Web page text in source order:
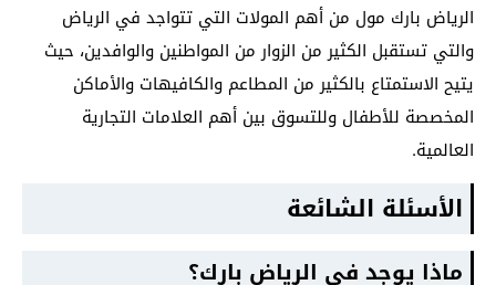
الرياض بارك مول من أهم المولات التي تتواجد في الرياض
والتي تستقبل الكثير من الزوار من المواطنين والوافدين، حيث
يتيح الاستمتاع بالكثير من المطاعم والكافيهات والأماكن
المخصصة للأطفال وللتسوق بين أهم العلامات التجارية
العالمية.
الأسئلة الشائعة
ماذا يوجد في الرياض بارك؟